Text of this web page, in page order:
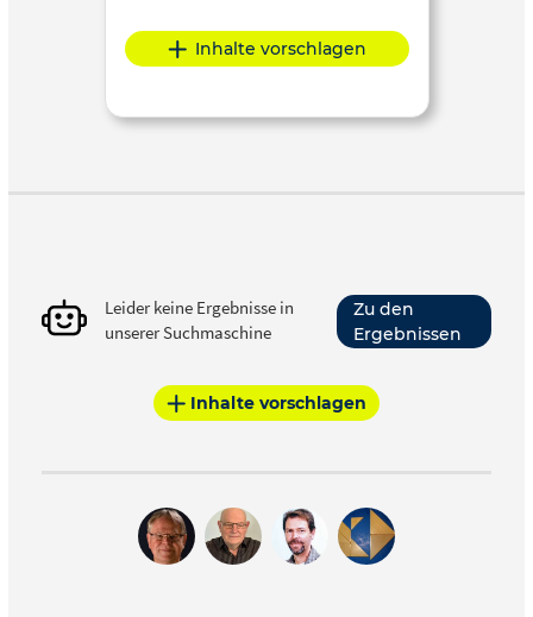
Inhalte vorschlagen
Leider keine Ergebnisse in
unserer Suchmaschine
Zu den
Ergebnissen
Inhalte vorschlagen